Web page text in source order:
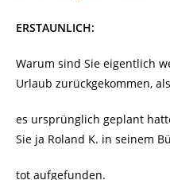
ERSTAUNLICH:
Warum sind Sie eigentlich
Urlaub zurückgekommen,
es ursprünglich geplant
Sie ja Roland K. in seinem
tot aufgefunden.